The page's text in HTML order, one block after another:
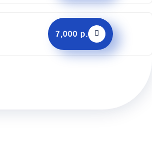
7,000 р.